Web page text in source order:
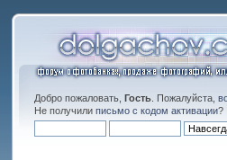
Добро пожаловать,Гость . Пожалуйста,
Не получилиписьмо с кодом активации?